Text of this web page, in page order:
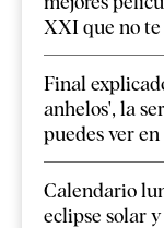
XXI que no
Final
anhelos', la
puedes ver
Calendario
eclipse solar